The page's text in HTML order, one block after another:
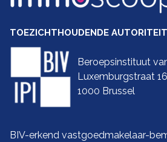
TOEZICHTHOUDENDE
Beroepsinstituut
Luxemburgstraat
1000 Brussel
BIV-erkend vastgoedmakelaar-